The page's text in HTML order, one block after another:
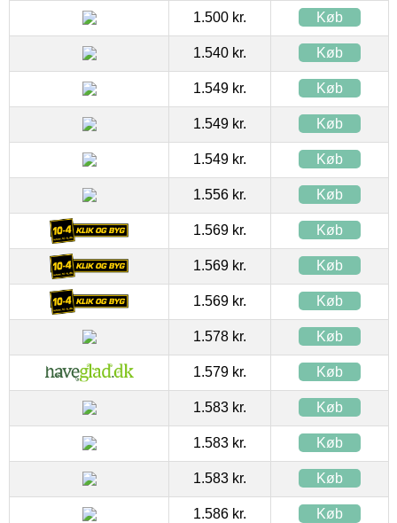
1.500 kr. Køb
1.540 kr. Køb
1.549 kr. Køb
1.549 kr. Køb
1.549 kr. Køb
1.556 kr. Køb
1.569 kr. Køb
1.569 kr. Køb
1.569 kr. Køb
1.578 kr. Køb
1.579 kr. Køb
1.583 kr. Køb
1.583 kr. Køb
1.583 kr. Køb
1.586 kr. Køb